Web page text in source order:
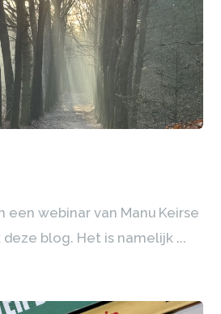
een webinar van Manu Keirse
blog. Het is namelijk ...